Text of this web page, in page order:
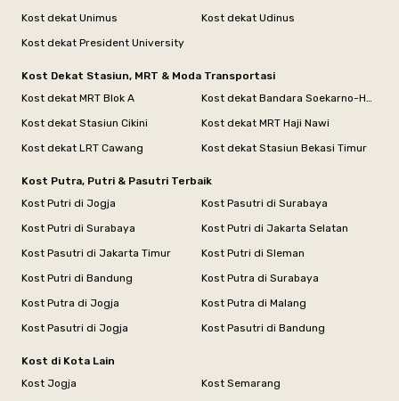
Kost dekat Unimus
Kost dekat Udinus
Kost dekat President University
Kost Dekat Stasiun, MRT & Moda Transportasi
Kost dekat MRT Blok A
Kost dekat Bandara Soekarno-Hatta
Kost dekat Stasiun Cikini
Kost dekat MRT Haji Nawi
Kost dekat LRT Cawang
Kost dekat Stasiun Bekasi Timur
Kost Putra, Putri & Pasutri Terbaik
Kost Putri di Jogja
Kost Pasutri di Surabaya
Kost Putri di Surabaya
Kost Putri di Jakarta Selatan
Kost Pasutri di Jakarta Timur
Kost Putri di Sleman
Kost Putri di Bandung
Kost Putra di Surabaya
Kost Putra di Jogja
Kost Putra di Malang
Kost Pasutri di Jogja
Kost Pasutri di Bandung
Kost di Kota Lain
Kost Jogja
Kost Semarang